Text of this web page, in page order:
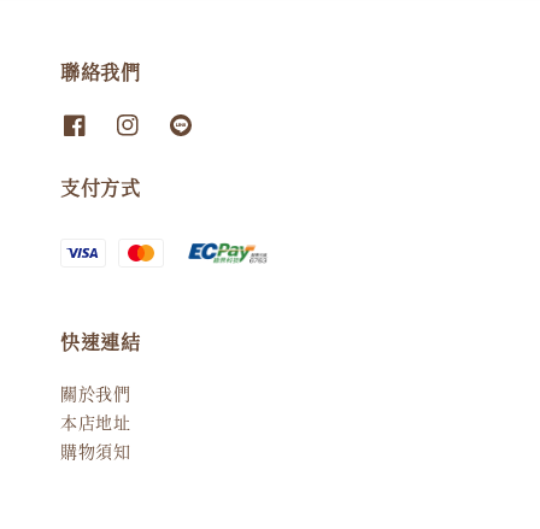
聯絡我們
支付方式
快速連結
關於我們
本店地址
購物須知